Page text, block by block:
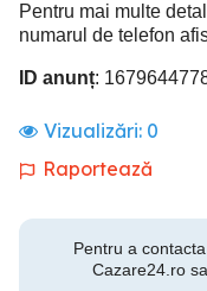
Pentru mai multe
numarul de telefon
ID anunț:
Vizualizări: 0
Raportează
Pentru a
Cazare24.ro